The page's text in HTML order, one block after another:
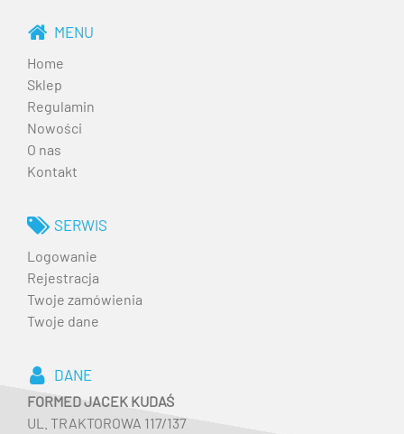
MENU
Home
Sklep
Regulamin
Nowości
O nas
Kontakt
SERWIS
Logowanie
Rejestracja
Twoje zamówienia
Twoje dane
DANE
FORMED JACEK KUDAŚ
UL. TRAKTOROWA 117/137